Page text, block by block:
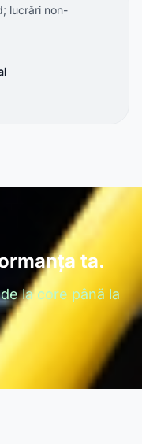
lucrări non-
ta.
la core până la